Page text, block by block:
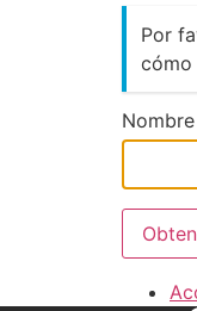
Por
cómo